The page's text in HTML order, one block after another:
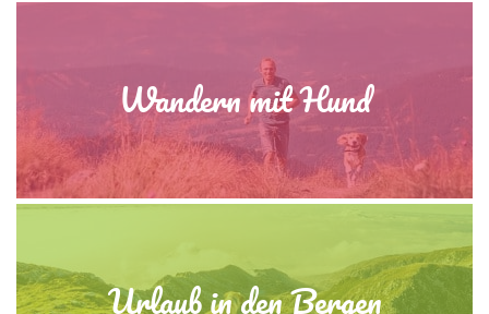
Wandern mit Hund
Urlaub in den Bergen